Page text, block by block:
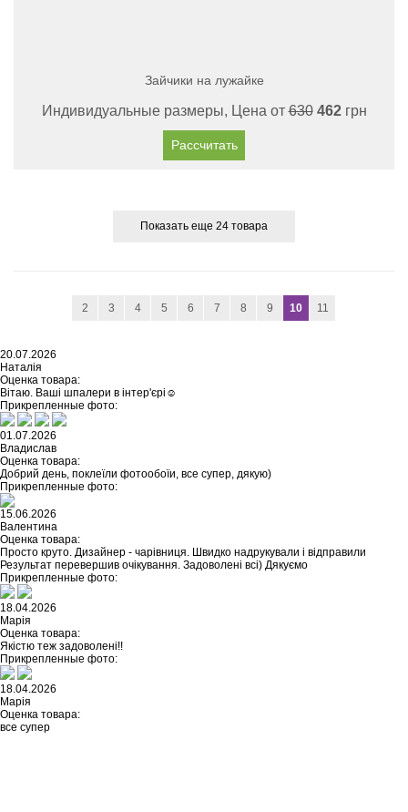
Зайчики на лужайке
Индивидуальные размеры, Цена от630 462грн
Рассчитать
Показать еще 24 товара
2 3 4 5 6 7 8 9 10 11
20.07.2026
Наталія
Оценка товара:
Вітаю. Ваші шпалери в інтер'єрі☺️
Прикрепленные фото:
01.07.2026
Владислав
Оценка товара:
Добрий день, поклеїли фотообоїи, все супер, дякую)
Прикрепленные фото:
15.06.2026
Валентина
Оценка товара:
Просто круто. Дизайнер - чарівниця. Швидко надрукували і відправили
Результат перевершив очікування. Задоволені всі) Дякуємо
Прикрепленные фото:
18.04.2026
Марія
Оценка товара:
Якістю теж задоволені!!
Прикрепленные фото:
18.04.2026
Марія
Оценка товара:
все супер